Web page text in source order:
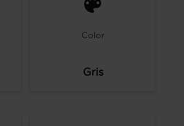
Color
Gris